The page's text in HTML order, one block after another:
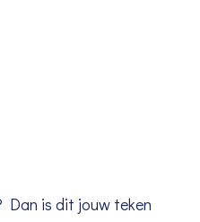
Dan is dit jouw teken